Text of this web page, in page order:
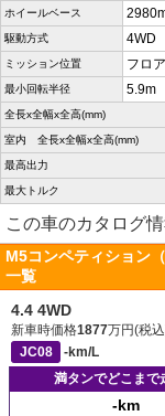
ホイールベース
駆動方式 4WD
ミッション位置 フロア
最小回転半径 5.9m
全長x全幅x全高(mm)
室内 全長x全幅x全高(mm)
最高出力
最大トルク
この車のカタログ
M5コンペティション
一覧
4.4 4WD
新車時価格1877万円(税
JC08
-km/L
満タンでどこまで
-km